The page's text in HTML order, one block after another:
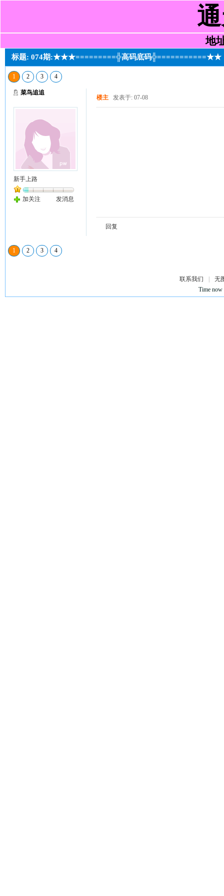
地
标题: 074期:★★★=========╬高码底码╬===========★★
1 2 3 4
菜鸟追追
新手上路
加关注 发消息
楼主 发表于: 07-08
回复
1 2 3 4
联系我们
无
Time now